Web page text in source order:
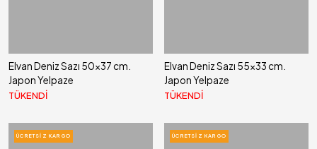
Elvan Deniz Sazı 50x37 cm.
Japon Yelpaze
TÜKENDİ
Elvan Deniz Sazı 55x33 cm.
Japon Yelpaze
TÜKENDİ
ÜCRETSIZ KARGO ÜCRETSIZ KARGO